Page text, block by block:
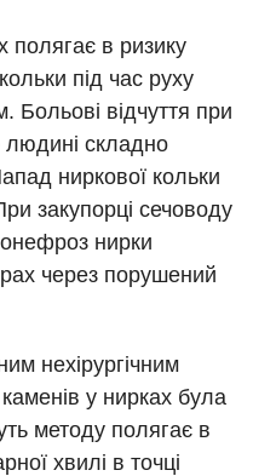
полягає в ризику
під час руху
Больові відчуття при
людині складно
ниркової кольки
закупорці сечоводу
нирки
через порушений
нехірургічним
у нирках була
методу полягає в
хвилі в точці